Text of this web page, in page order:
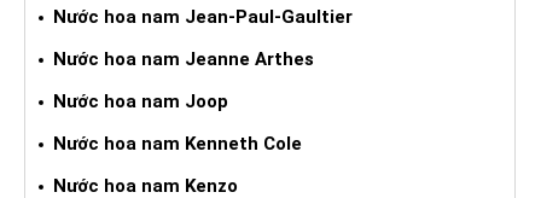
Nước hoa nam Jean-Paul-Gaultier
Nước hoa nam Jeanne Arthes
Nước hoa nam Joop
Nước hoa nam Kenneth Cole
Nước hoa nam Kenzo